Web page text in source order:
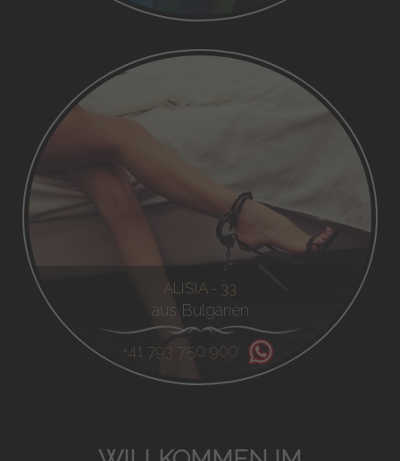
ALISIA - 33
aus Bulgarien
+41 793 750 900